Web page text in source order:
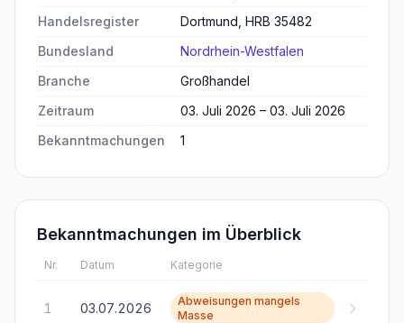
Handelsregister
Dortmund, HRB 35482
Bundesland
Nordrhein-Westfalen
Branche
Großhandel
Zeitraum
03. Juli 2026 – 03. Juli 2026
Bekanntmachungen
1
Bekanntmachungen im Überblick
Nr. Datum Kategorie
1 03.07.2026
Abweisungen mangels
Masse